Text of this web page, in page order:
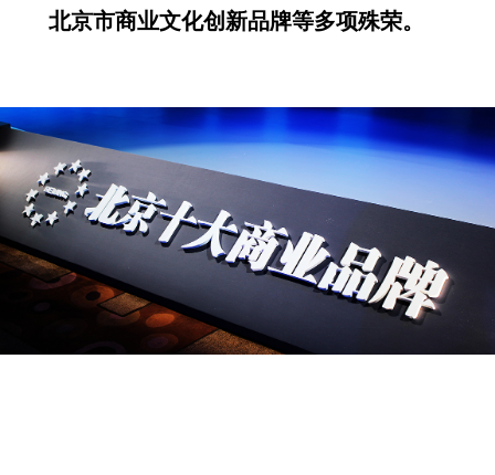
北京市商业文化创新品牌等多项殊荣。